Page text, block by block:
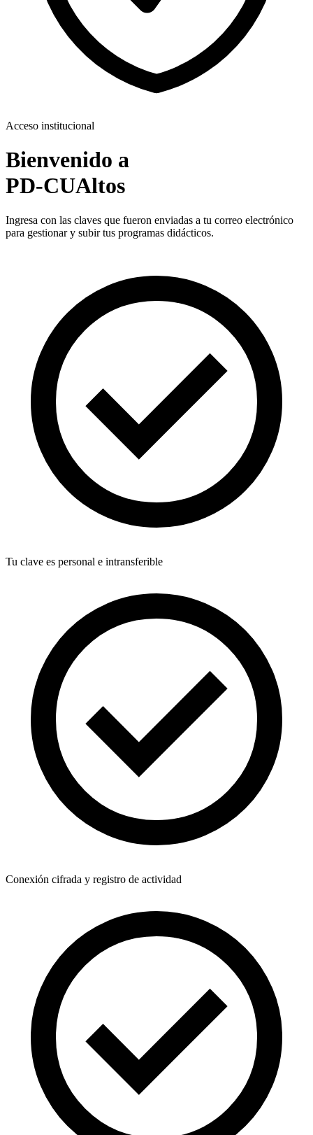
Acceso institucional
Bienvenido a
PD-CUAltos
Ingresa con las claves que fueron enviadas a tu correo electrónico
para gestionar y subir tus programas didácticos.
Tu clave es personal e intransferible
Conexión cifrada y registro de actividad